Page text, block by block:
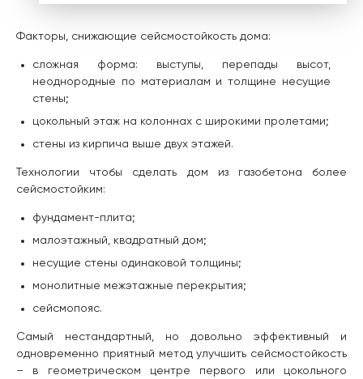
Факторы, снижающие сейсмостойкость дома:
сложная форма: выступы, перепады высот,
неоднородные по материалам и толщине несущие
стены;
цокольный этаж на колоннах с широкими пролетами;
стены из кирпича выше двух этажей.
Технологии чтобы сделать дом из газобетона более
сейсмостойким:
фундамент-плита;
малоэтажный, квадратный дом;
несущие стены одинаковой толщины;
монолитные межэтажные перекрытия;
сейсмопояс.
Самый нестандартный, но довольно эффективный и
одновременно приятный метод улучшить сейсмостойкость
– в геометрическом центре первого или цокольного